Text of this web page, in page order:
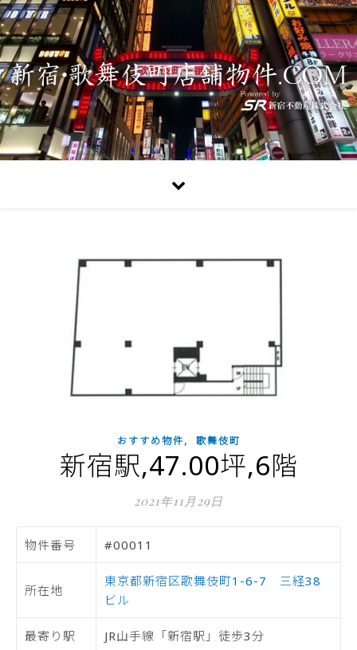
おすすめ物件, 歌舞伎町
新宿駅,47.00坪,6階
2021年11月29日
物件番号 #00011
所在地
東京都新宿区歌舞伎町1-6-7 三経38
ビル
最寄り駅 JR山手線「新宿駅」徒歩3分